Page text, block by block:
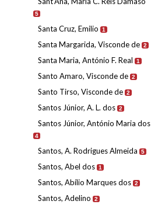
5
Santa Cruz, Emilio 1
Santa Margarida, Visconde de 2
Santa Maria, António F. Real 1
Santo Amaro, Visconde de 2
Santo Tirso, Visconde de 2
Santos Júnior, A. L. dos 2
Santos Júnior, António Maria dos
4
Santos, A. Rodrigues Almeida 5
Santos, Abel dos 1
Santos, Abílio Marques dos 2
Santos, Adelino 2